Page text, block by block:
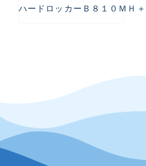
ハードロッカーＢ８１０ＭＨ＋